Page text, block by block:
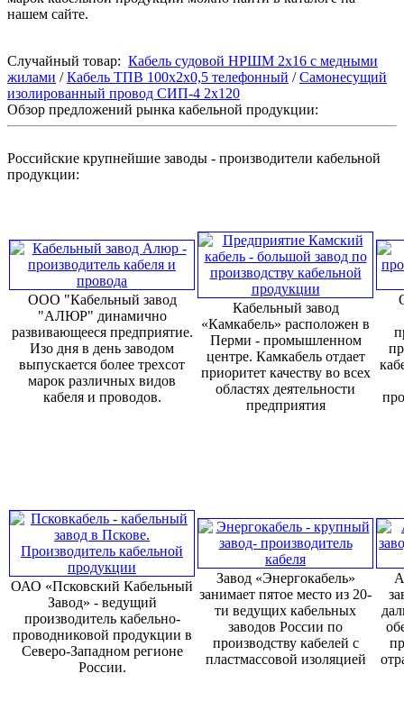
нашем сайте.
Случайный товар: Кабель судовой НРШМ 2x16 с медными
жилами /Кабель ТПВ 100x2x0,5 телефонный /Самонесущий
изолированный провод СИП-4 2х120
Обзор предложений рынка кабельной продукции:
Российские крупнейшие заводы - производители кабельной
продукции:
ООО "Кабельный завод
"АЛЮР" динамично
развивающееся предприятие.
Изо дня в день заводом
выпускается более трехсот
марок различных видов
кабеля и проводов.
Кабельный завод
«Камкабель» расположен в
Перми - промышленном
центре. Камкабель отдает
приоритет качеству во всех
областях деятельности
предприятия
ОАО «Псковский Кабельный
Завод» - ведущий
производитель кабельно-
проводниковой продукции в
Северо-Западном регионе
России.
Завод «Энергокабель»
занимает пятое место из 20-
ти ведущих кабельных
заводов России по
производству кабелей с
пластмассовой изоляцией